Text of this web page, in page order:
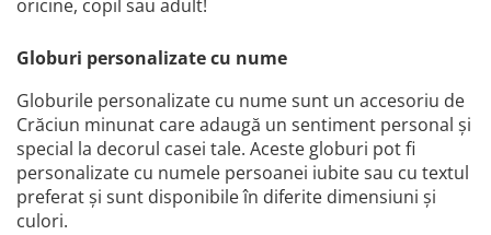
oricine, copil sau adult!
Globuri personalizate cu nume
Globurile personalizate cu nume sunt un accesoriu de
Crăciun minunat care adaugă un sentiment personal și
special la decorul casei tale. Aceste globuri pot fi
personalizate cu numele persoanei iubite sau cu textul
preferat și sunt disponibile în diferite dimensiuni și
culori.